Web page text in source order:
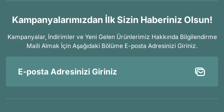
Kampanyalarımızdan İlk Sizin Haberiniz Olsun!
Kampanyalar, İndirimler ve Yeni Gelen Ürünlerimiz Hakkında Bilgilendirme
Maili Almak İçin Aşağıdaki Bölüme E-posta Adresinizi Giriniz.